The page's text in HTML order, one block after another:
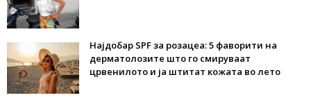
Најдобар SPF за розацеа: 5 фаворити на
дерматолозите што го смируваат
црвенилото и ја штитат кожата во лето